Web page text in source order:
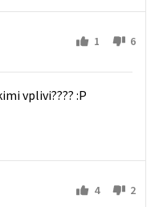
1 6
vplivi???? :P
4 2